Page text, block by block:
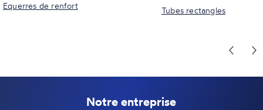
Equerres de renfort
Tubes rectangles
Notre entreprise